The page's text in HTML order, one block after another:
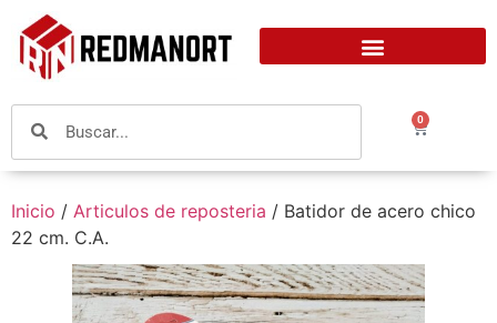
0
Inicio / Articulos de reposteria / Batidor de acero chico
22 cm. C.A.